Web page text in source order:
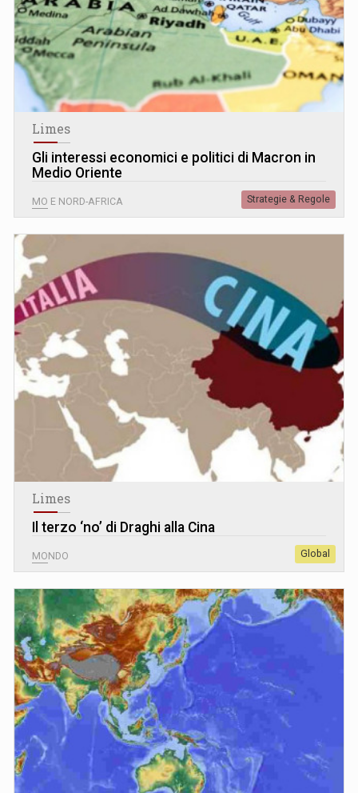
Limes
Gli interessi economici e politici di Macron in
Medio Oriente
MO E NORD-AFRICA Strategie & Regole
Limes
Il terzo ‘no’ di Draghi alla Cina
MONDO Global